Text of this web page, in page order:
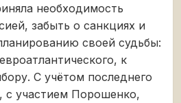
необходимость
забыть о санкциях и
своей судьбы:
к
С учётом последнего
с участием Порошенко,